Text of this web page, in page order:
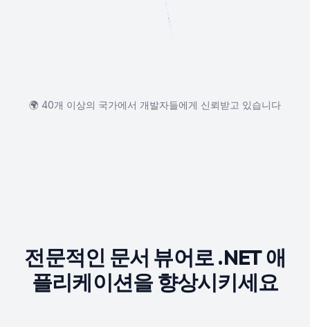
🌍 40개 이상의 국가에서 개발자들에게 신뢰받고 있습니다
전문적인 문서 뷰어로 .NET 애
플리케이션을 향상시키세요